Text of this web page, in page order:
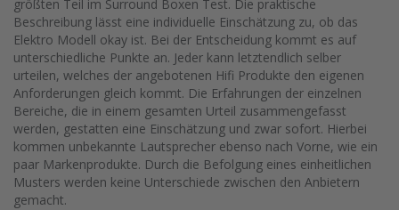
größten Teil im Surround Boxen Test. Die praktische
Beschreibung lässt eine individuelle Einschätzung zu, ob das
Elektro Modell okay ist. Bei der Entscheidung kommt es auf
unterschiedliche Punkte an. Jeder kann letztendlich selber
urteilen, welches der angebotenen Hifi Produkte den eigenen
Anforderungen gleich kommt. Die Erfahrungen der einzelnen
Bereiche, die in einem gesamten Urteil zusammengefasst
werden, gestatten eine Einschätzung und zwar sofort. Hierbei
kommen unbekannte Lautsprecher ebenso nach Vorne, wie ein
paar Markenprodukte. Durch die Befolgung eines einheitlichen
Musters werden keine Unterschiede zwischen den Anbietern
gemacht.